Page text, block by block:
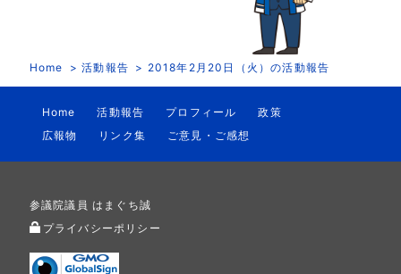
Home 活動報告 2018年2月20日（火）の活動報告
Home 活動報告 プロフィール
政策
広報物
リンク集 ご意見・ご感想
参議院議員 はまぐち誠
プライバシーポリシー